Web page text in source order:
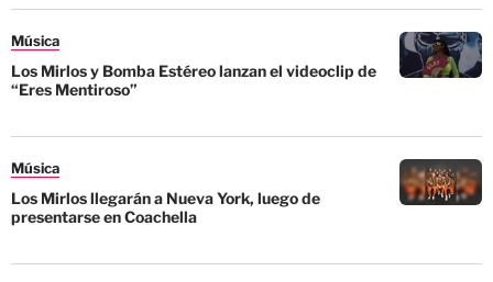
Música
Los Mirlos y Bomba Estéreo lanzan el videoclip de
“Eres Mentiroso”
Música
Los Mirlos llegarán a Nueva York, luego de
presentarse en Coachella